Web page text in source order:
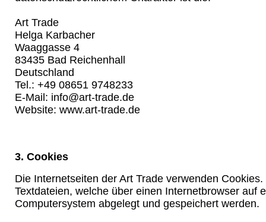
Art Trade
Helga Karbacher
Waaggasse 4
83435 Bad Reichenhall
Deutschland
Tel.: +49 08651 9748233
E-Mail: info@art-trade.de
Website: www.art-trade.de
3. Cookies
Die Internetseiten der Art Trade verwenden
Textdateien, welche über einen Internetbrowser auf
Computersystem abgelegt und gespeichert werden.